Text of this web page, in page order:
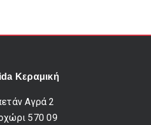
Κεραμική
Αγρά 2
570 09